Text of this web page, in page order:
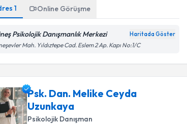
1 Online Görüşme
Psikolojik Danışmanlık Merkezi Haritada Göster
Mah. Yıldıztepe Cad. Eslem 2 Ap. Kapı No:1/C
Psk. Dan. Melike Ceyda
Uzunkaya
Psikolojik Danışman